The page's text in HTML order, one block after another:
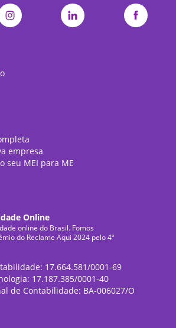
empresa
seu MEI para ME
Online
online do Brasil. Fomos
do Reclame Aqui 2024 pelo 4º
17.664.581/0001-69
17.187.385/0001-40
de Contabilidade: BA-006027/O